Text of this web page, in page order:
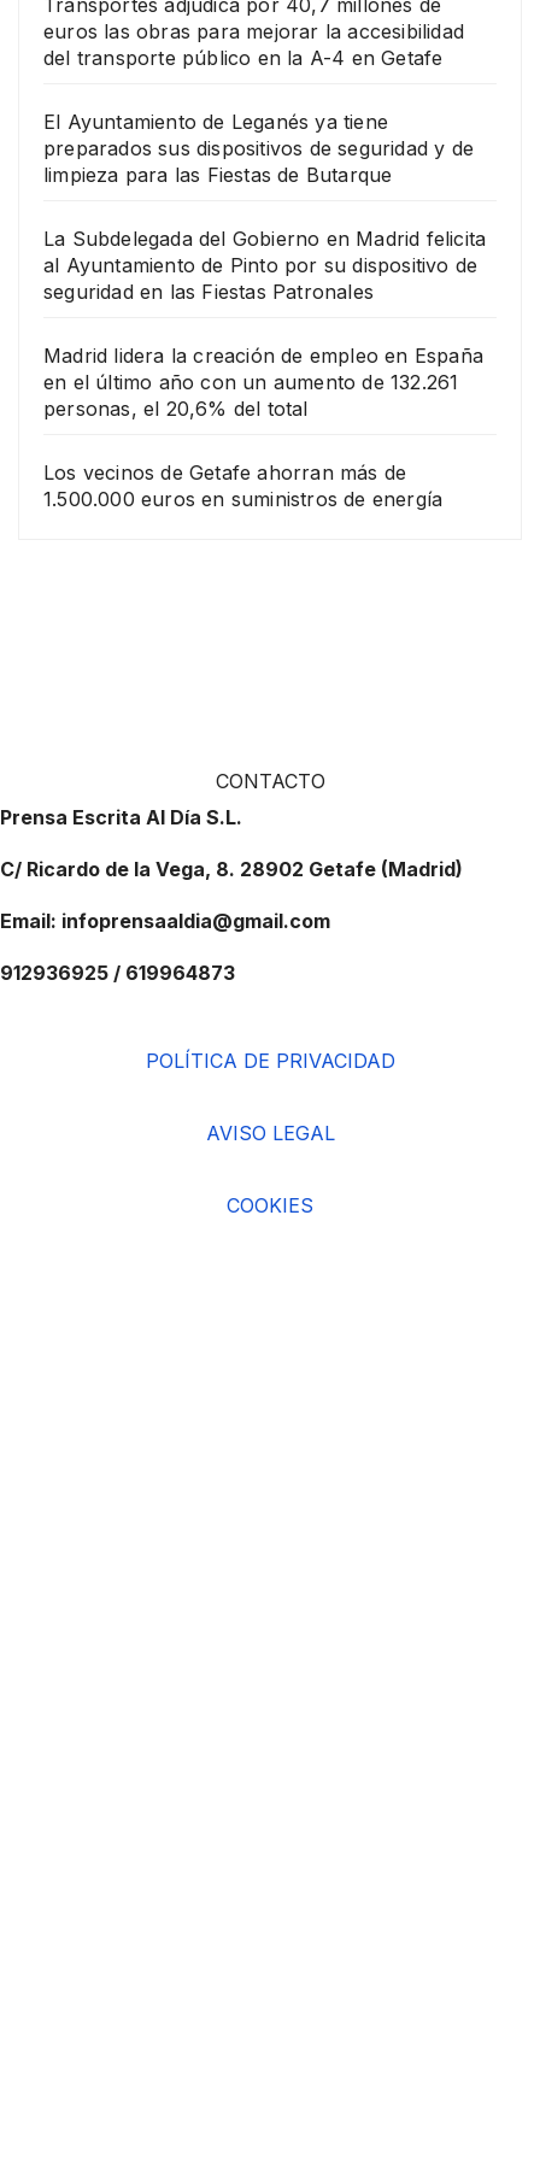
euros las obras para mejorar la accesibilidad
del transporte público en la A-4 en Getafe
El Ayuntamiento de Leganés ya tiene
preparados sus dispositivos de seguridad y de
limpieza para las Fiestas de Butarque
La Subdelegada del Gobierno en Madrid felicita
al Ayuntamiento de Pinto por su dispositivo de
seguridad en las Fiestas Patronales
Madrid lidera la creación de empleo en España
en el último año con un aumento de 132.261
personas, el 20,6% del total
Los vecinos de Getafe ahorran más de
1.500.000 euros en suministros de energía
CONTACTO
Prensa Escrita Al Día S.L.
C/ Ricardo de la Vega, 8. 28902 Getafe (Madrid)
Email: infoprensaaldia@gmail.com
912936925 / 619964873
POLÍTICA DE PRIVACIDAD
AVISO LEGAL
COOKIES